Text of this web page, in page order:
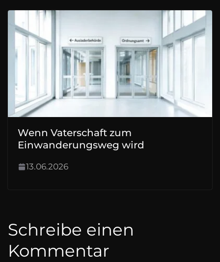
Wenn Vaterschaft zum
Einwanderungsweg wird
13.06.2026
Schreibe einen
Kommentar